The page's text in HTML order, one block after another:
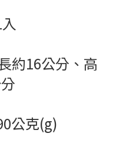
約16公分、高
公克(g)